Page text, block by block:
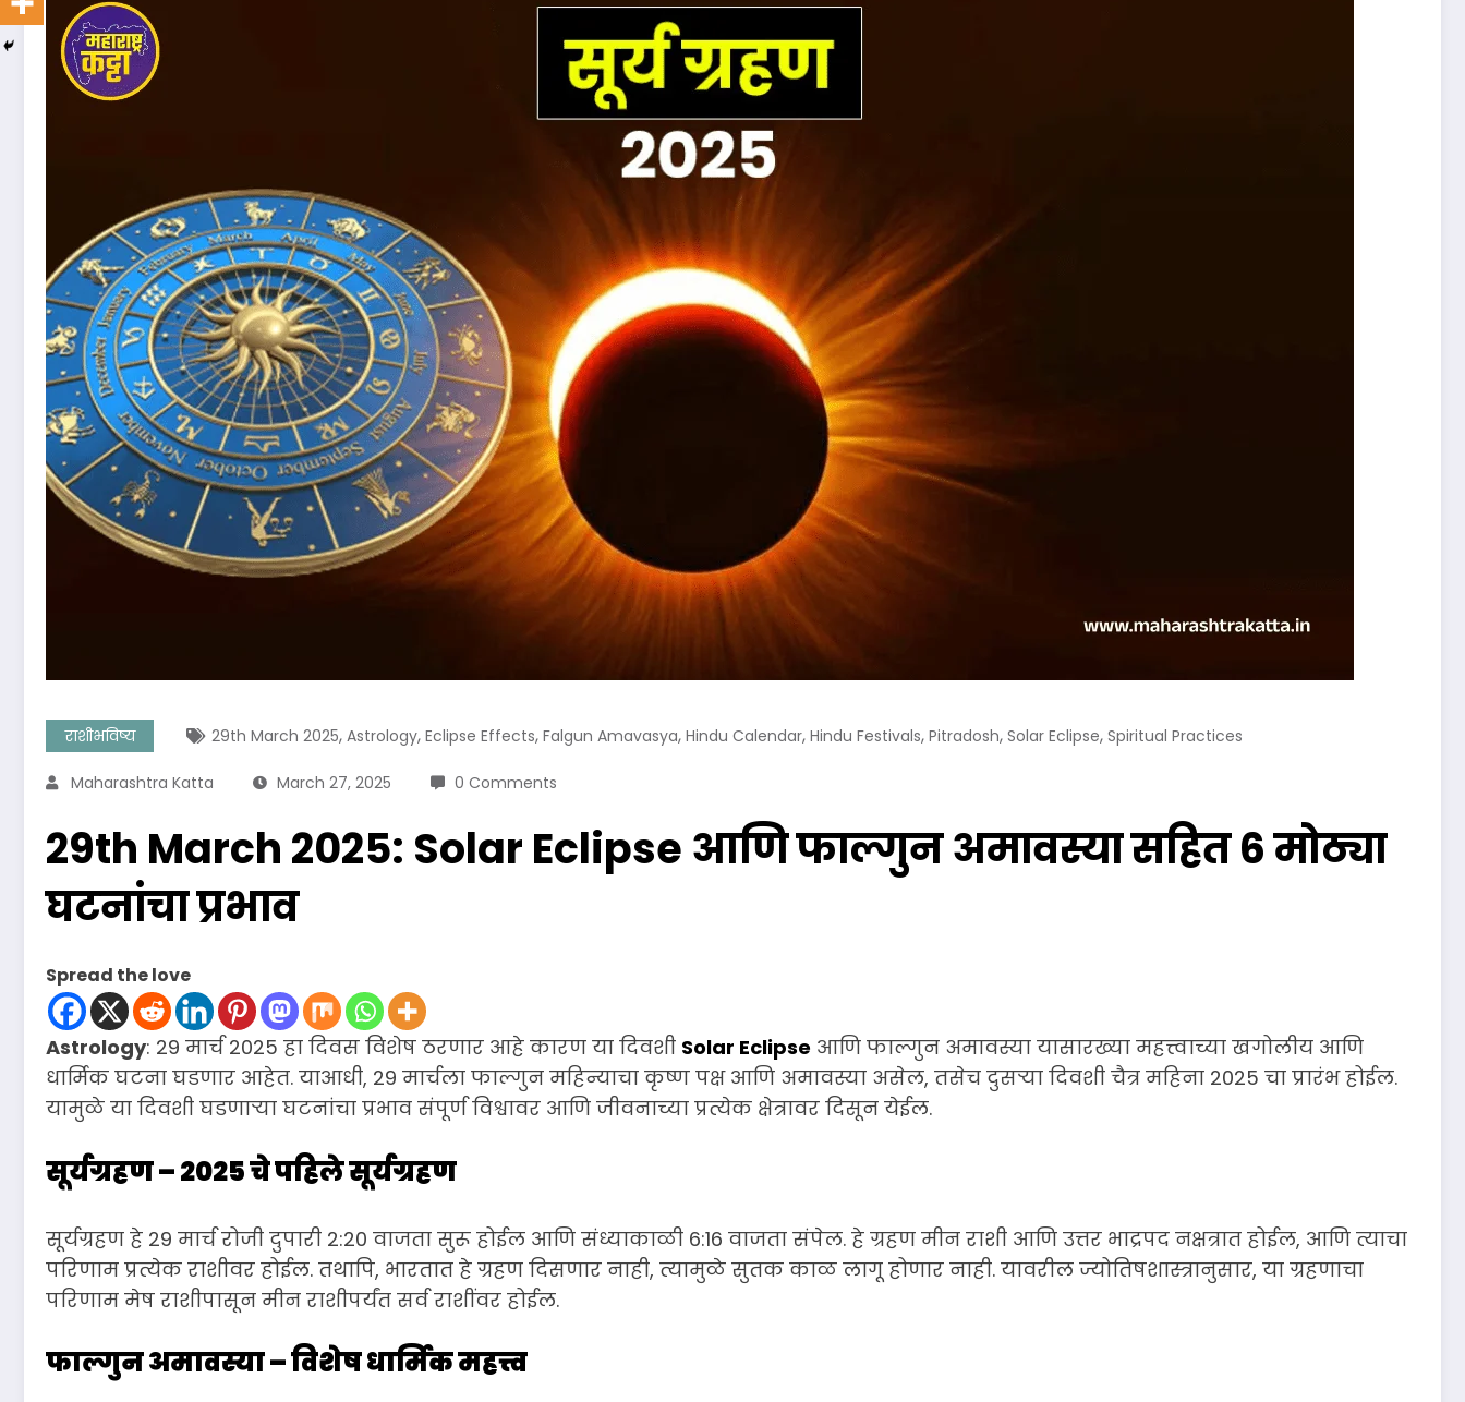
राशीभविष्य 29th March 2025, Astrology, Eclipse Effects, Falgun Amavasya, Hindu Calendar, Hindu Festivals, Pitradosh, Solar Eclipse, Spiritual Practices
Maharashtra Katta March 27, 2025 0 Comments
29th March 2025: Solar Eclipse आणि फाल्गुन अमावस्या सहित 6 मोठ्या
घटनांचा प्रभाव
Spread the love
Astrology: 29 मार्च 2025 हा दिवस विशेष ठरणार आहे कारण या दिवशी Solar Eclipse आणि फाल्गुन अमावस्या यासारख्या महत्त्वाच्या खगोलीय आणि
धार्मिक घटना घडणार आहेत. याआधी, 29 मार्चला फाल्गुन महिन्याचा कृष्ण पक्ष आणि अमावस्या असेल, तसेच दुसऱ्या दिवशी चैत्र महिना 2025 चा प्रारंभ होईल.
यामुळे या दिवशी घडणाऱ्या घटनांचा प्रभाव संपूर्ण विश्वावर आणि जीवनाच्या प्रत्येक क्षेत्रावर दिसून येईल.
सूर्यग्रहण – 2025 चे पहिले सूर्यग्रहण
सूर्यग्रहण हे 29 मार्च रोजी दुपारी 2:20 वाजता सुरू होईल आणि संध्याकाळी 6:16 वाजता संपेल. हे ग्रहण मीन राशी आणि उत्तर भाद्रपद नक्षत्रात होईल, आणि त्याचा
परिणाम प्रत्येक राशीवर होईल. तथापि, भारतात हे ग्रहण दिसणार नाही, त्यामुळे सुतक काळ लागू होणार नाही. यावरील ज्योतिषशास्त्रानुसार, या ग्रहणाचा
परिणाम मेष राशीपासून मीन राशीपर्यंत सर्व राशींवर होईल.
फाल्गुन अमावस्या – विशेष धार्मिक महत्त्व